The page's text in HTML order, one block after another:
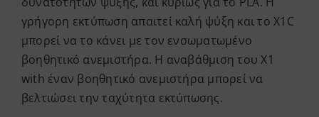
γρήγορη εκτύπωση απαιτεί καλή ψύξη και το X1C
μπορεί να το κάνει με τον ενσωματωμένο
βοηθητικό ανεμιστήρα. Η αναβάθμιση του X1
with έναν βοηθητικό ανεμιστήρα μπορεί να
βελτιώσει την ταχύτητα εκτύπωσης.